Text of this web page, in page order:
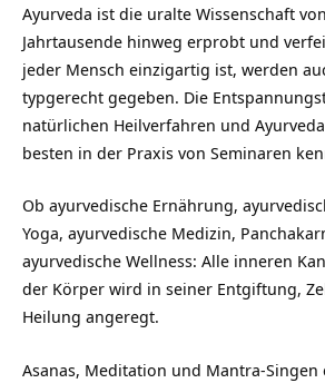
Ayurveda ist die uralte Wissenschaft
Jahrtausende hinweg erprobt und
jeder Mensch einzigartig ist, werden
typgerecht gegeben. Die
natürlichen Heilverfahren und
besten in der Praxis von Seminaren
Ob ayurvedische Ernährung,
Yoga, ayurvedische Medizin,
ayurvedische Wellness: Alle inneren
der Körper wird in seiner Entgiftung,
Heilung angeregt.
Asanas, Meditation und Mantra-Singen